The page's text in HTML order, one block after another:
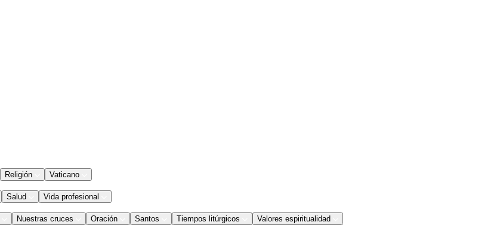
Religión Vaticano
Salud Vida profesional
Nuestras cruces Oración Santos Tiempos litúrgicos Valores espiritualidad